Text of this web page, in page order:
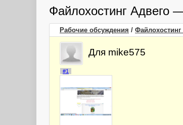
Файлохостинг Адвего
Рабочие обсуждения / Файлохостинг
Для mike575
#1